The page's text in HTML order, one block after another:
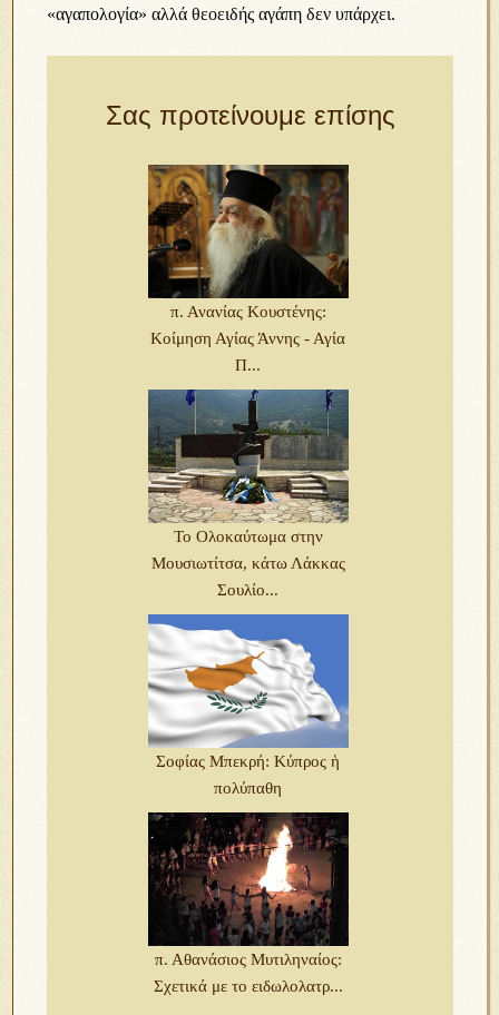
«αγαπολογία» αλλά θεοειδής αγάπη δεν υπάρχει.
Σας προτείνουμε επίσης
π. Ανανίας Κουστένης:
Κοίμηση Αγίας Άννης - Αγία
Π...
Το Ολοκαύτωμα στην
Μουσιωτίτσα, κάτω Λάκκας
Σουλίο...
Σοφίας Μπεκρή: Κύπρος ἡ
πολύπαθη
π. Αθανάσιος Μυτιληναίος:
Σχετικά με το ειδωλολατρ...